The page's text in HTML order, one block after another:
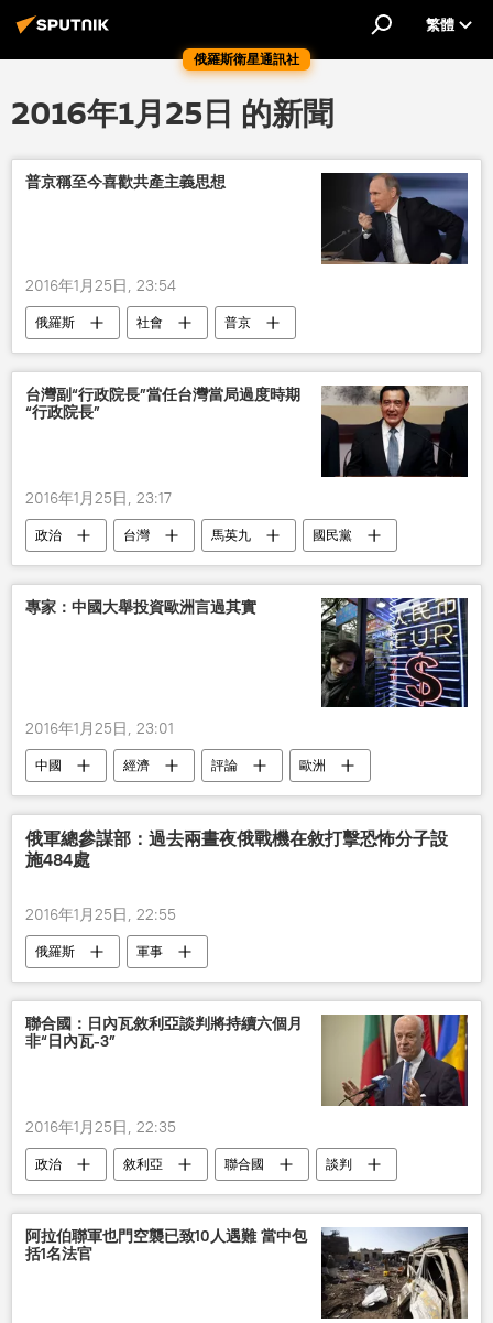
俄羅斯衛星通訊社
繁體
2016年1月25日 的新聞
普京稱至今喜歡共產主義思想
2016年1月25日, 23:54
俄羅斯 社會
普京
共產主義
台灣副“行政院長”當任台灣當局過度時期
“行政院長”
2016年1月25日, 23:17
政治 台灣 馬英九
國民黨
中國
專家：中國大舉投資歐洲言過其實
2016年1月25日, 23:01
中國 經濟 評論
歐洲
投資
俄軍總參謀部：過去兩晝夜俄戰機在敘打擊恐怖分子設
施484處
2016年1月25日, 22:55
俄羅斯 軍事
聯合國：日內瓦敘利亞談判將持續六個月
非“日內瓦-3”
2016年1月25日, 22:35
政治 敘利亞 聯合國
談判
斯塔凡•德米斯圖拉
阿拉伯聯軍也門空襲已致10人遇難 當中包
括1名法官